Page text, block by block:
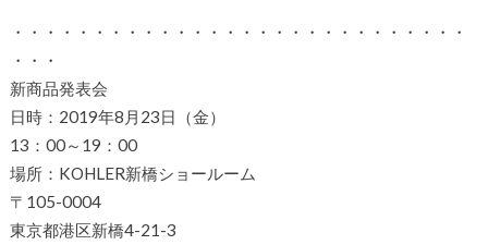
・・・・・・・・・・・・・・・・・・・・・・・・・・・・
・・・
新商品発表会
日時：2019年8月23日（金）
13：00～19：00
場所：KOHLER新橋ショールーム
〒105-0004
東京都港区新橋4-21-3